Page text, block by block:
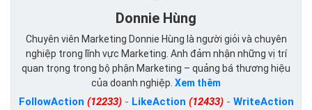
Donnie Hùng
Chuyên viên Marketing Donnie Hùng là người giỏi và chuyên
nghiệp trong lĩnh vực Marketing. Anh đảm nhận những vị trí
quan trọng trong bộ phận Marketing – quảng bá thương hiệu
của doanh nghiệp. Xem thêm
FollowAction (12233)- LikeAction (12433)- WriteAction